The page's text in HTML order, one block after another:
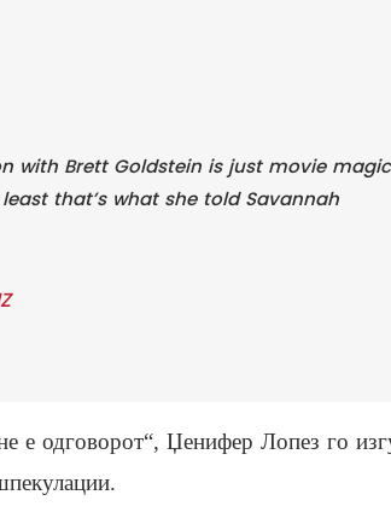
with Brett Goldstein is just movie magic
that’s what she told Savannah
е одговорот“, Џенифер Лопез го